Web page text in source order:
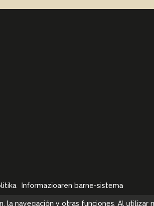
Informazioaren barne-sistema
la navegación y otras funciones. Al